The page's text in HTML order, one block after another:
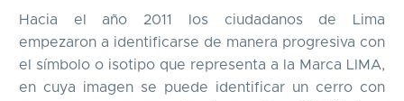
Hacia el año 2011 los ciudadanos de Lima
empezaron a identificarse de manera progresiva con
el símbolo o isotipo que representa a la Marca LIMA,
en cuya imagen se puede identificar un cerro con